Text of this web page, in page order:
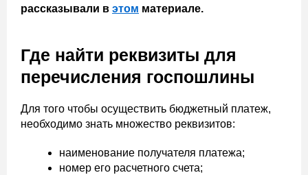
рассказывали в этом материале.
Где найти реквизиты для
перечисления госпошлины
Для того чтобы осуществить бюджетный платеж,
необходимо знать множество реквизитов:
наименование получателя платежа;
номер его расчетного счета;